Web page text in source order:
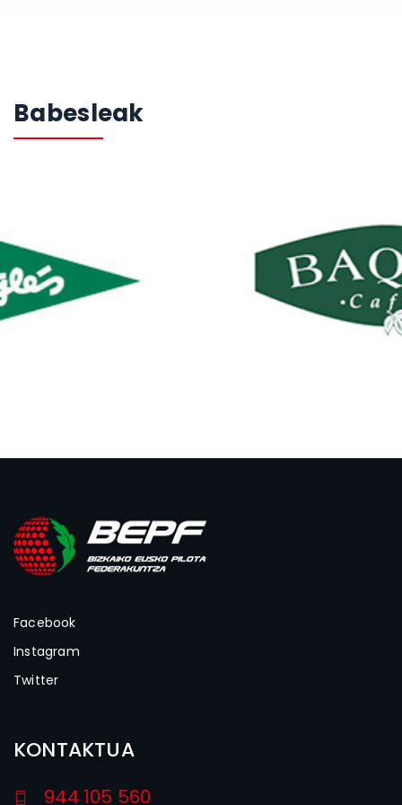
Babesleak
Facebook
Instagram
Twitter
KONTAKTUA
944 105 560